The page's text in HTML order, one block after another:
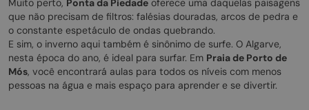
Muito perto, Ponta da Piedade oferece uma daquelas paisagens
que não precisam de filtros: falésias douradas, arcos de pedra e
o constante espetáculo de ondas quebrando.
E sim, o inverno aqui também é sinônimo de surfe. O Algarve,
nesta época do ano, é ideal para surfar. Em Praia de Porto de
Mós, você encontrará aulas para todos os níveis com menos
pessoas na água e mais espaço para aprender e se divertir.